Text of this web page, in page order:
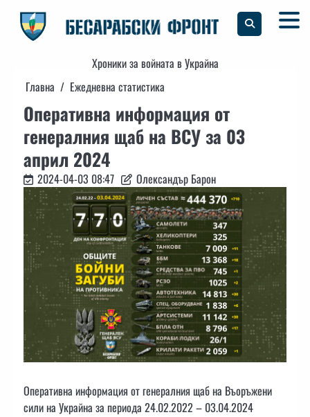
content
Хроники за войната в Украйна
Главна
Ежедневна статистика
Оперативна информация от
генералния щаб на ВСУ за 03
април 2024
2024-04-03 08:47 Олександър Барон
Оперативна информация от генералния щаб на Въоръжени
сили на Украйна за периода 24.02.2022 – 03.04.2024